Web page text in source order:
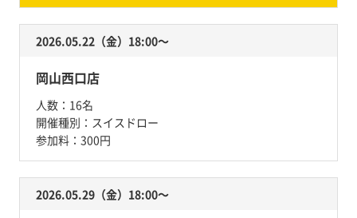
2026.05.22（金）18:00〜
岡山西口店
人数： 16名
開催種別： スイスドロー
参加料： 300円
2026.05.29（金）18:00〜